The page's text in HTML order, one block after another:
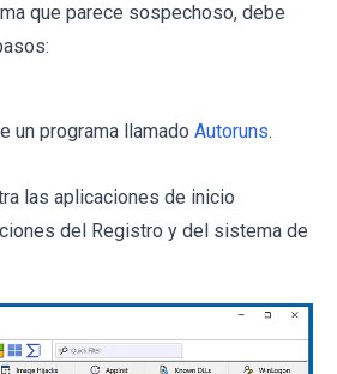
que parece sospechoso, debe
un programa llamado Autoruns.
las aplicaciones de inicio
del Registro y del sistema de